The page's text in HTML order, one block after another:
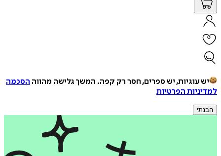
יש עוגיות, יש ספרים, חסר רק קפה. המשך גלישה מהווה הסכמה
למדיניות הפרטיות
הבנתי